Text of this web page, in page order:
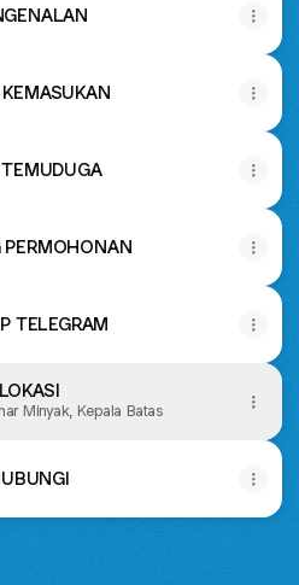
PERMOHONAN
TELEGRAM
LOKASI
Minyak, Kepala Batas